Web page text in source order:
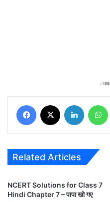
भाषा
Facebook LinkedIn
Related Articles
NCERT Solutions for Class 7
Hindi Chapter 7 – पापा खो गए